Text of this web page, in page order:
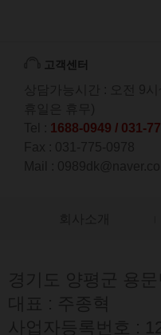
고객센터
1688-0949 / 031-